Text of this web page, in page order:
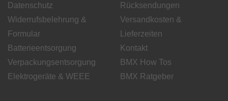
Datenschutz
Widerrufsbelehrung &
Formular
Batterieentsorgung
Verpackungsentsorgung
Elektrogeräte & WEEE
Rücksendungen
Versandkosten &
Lieferzeiten
Kontakt
BMX How Tos
BMX Ratgeber